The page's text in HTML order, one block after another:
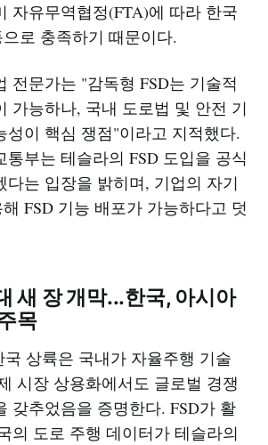
자유무역협정(FTA)에 따라 한국
로 충족하기 때문이다.
전문가는 "감독형 FSD는 기술적
가능하나, 국내 도로법 및 안전 기
성이 핵심 쟁점"이라고 지적했다.
통부는 테슬라의 FSD 도입을 공식
다는 입장을 밝히며, 기업의 자기
FSD 기능 배포가 가능하다고 덧
새 장 개막...한국, 아시아
목
국 상륙은 국내가 자율주행 기술
시장 상용화에서도 글로벌 경쟁
갖추었음을 증명한다. FSD가 활
의 도로 주행 데이터가 테슬라의